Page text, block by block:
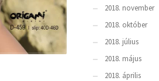
2018. november
2018. október
2018. július
2018. május
2018. április